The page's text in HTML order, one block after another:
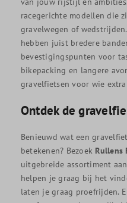
racegerichte modellen die
gravelwegen of
hebben juist bredere
bevestigingspunten voor
bikepacking en langere
gravelfietsen voor wie
Ontdek de
Benieuwd wat een
betekenen? Bezoek Rullens
uitgebreide assortiment
helpen je graag bij het
laten je graag proefrijden.